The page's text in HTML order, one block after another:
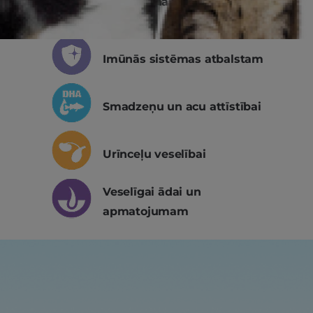
Imūnās sistēmas atbalstam
Smadzeņu un acu attīstībai
Urīnceļu veselībai
Veselīgai ādai un
apmatojumam